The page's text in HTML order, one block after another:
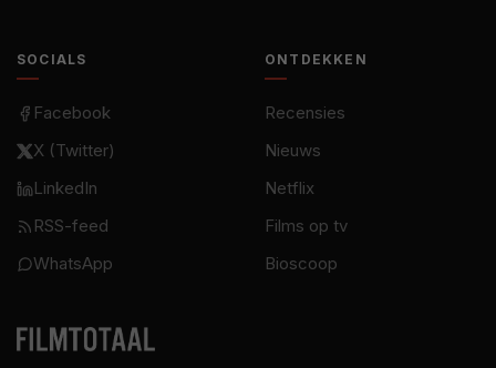
SOCIALS
Facebook
X (Twitter)
LinkedIn
RSS-feed
WhatsApp
ONTDEKKEN
Recensies
Nieuws
Netflix
Films op tv
Bioscoop